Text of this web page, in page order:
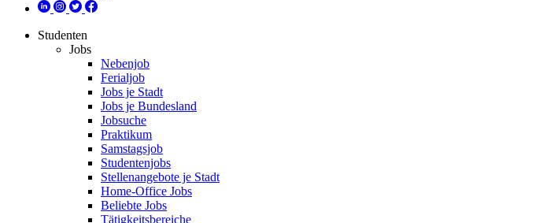
Studenten
Jobs
Nebenjob
Ferialjob
Jobs je Stadt
Jobs je Bundesland
Jobsuche
Praktikum
Samstagsjob
Studentenjobs
Stellenangebote je Stadt
Home-Office Jobs
Beliebte Jobs
Tätigkeitsbereiche